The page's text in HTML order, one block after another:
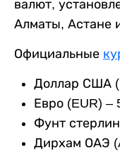
валют,
Алматы, Астане
Официальные
Доллар США
Евро (EUR) –
Фунт
Дирхам ОАЭ